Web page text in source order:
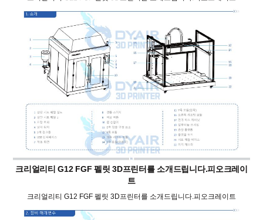
크리얼리티 G12 FGF 펠릿 3D프린터를 소개드립니다.피오크레이
트
크리얼리티 G12 FGF 펠릿 3D프린터를 소개드립니다.피오크레이트